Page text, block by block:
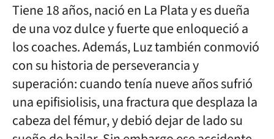
Tiene 18 años, nació en La Plata y es dueña
de una voz dulce y fuerte que enloqueció a
los coaches. Además, Luz también conmovió
con su historia de perseverancia y
superación: cuando tenía nueve años sufrió
una epifisiolisis, una fractura que desplaza la
cabeza del fémur, y debió dejar de lado su